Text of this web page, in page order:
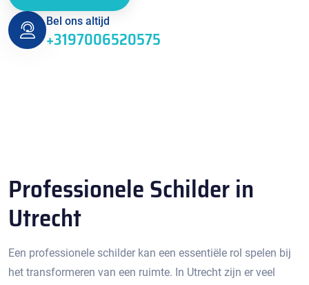
Bel ons altijd
+3197006520575
Professionele Schilder in
Utrecht
Een professionele schilder kan een essentiële rol spelen bij
het transformeren van een ruimte.​ In Utrecht zijn er veel